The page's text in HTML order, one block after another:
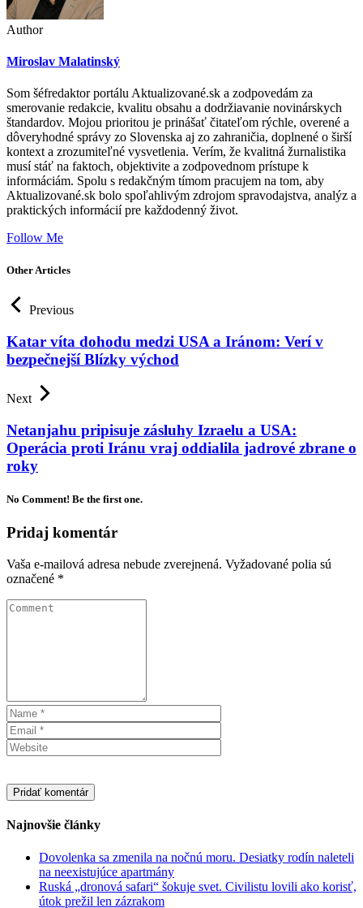
Author
Miroslav Malatinský
Som šéfredaktor portálu Aktualizované.sk a zodpovedám za
smerovanie redakcie, kvalitu obsahu a dodržiavanie novinárskych
štandardov. Mojou prioritou je prinášať čitateľom rýchle, overené a
dôveryhodné správy zo Slovenska aj zo zahraničia, doplnené o širší
kontext a zrozumiteľné vysvetlenia. Verím, že kvalitná žurnalistika
musí stáť na faktoch, objektivite a zodpovednom prístupe k
informáciám. Spolu s redakčným tímom pracujem na tom, aby
Aktualizované.sk bolo spoľahlivým zdrojom spravodajstva, analýz a
praktických informácií pre každodenný život.
Follow Me
Other Articles
Previous
Katar víta dohodu medzi USA a Iránom: Verí v
bezpečnejší Blízky východ
Next
Netanjahu pripisuje zásluhy Izraelu a USA:
Operácia proti Iránu vraj oddialila jadrové zbrane o
roky
No Comment! Be the first one.
Pridaj komentár
Vaša e-mailová adresa nebude zverejnená. Vyžadované polia sú
označené *
Najnovšie články
Dovolenka sa zmenila na nočnú moru. Desiatky rodín naleteli
na neexistujúce apartmány
Ruská „dronová safari“ šokuje svet. Civilistu lovili ako korisť,
útok prežil len zázrakom